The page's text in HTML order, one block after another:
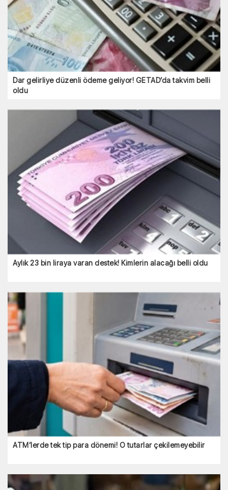
Dar gelirliye düzenli ödeme geliyor! GETAD’da takvim belli
oldu
Aylık 23 bin liraya varan destek! Kimlerin alacağı belli oldu
ATM’lerde tek tip para dönemi! O tutarlar çekilemeyebilir